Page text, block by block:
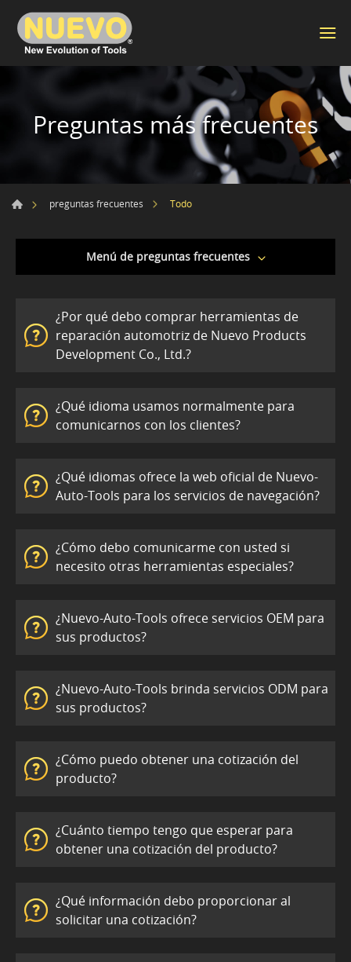
Preguntas más frecuentes
preguntas frecuentes Todo
Menú de preguntas frecuentes
¿Por qué debo comprar herramientas de
reparación automotriz de Nuevo Products
Development Co., Ltd.?
¿Qué idioma usamos normalmente para
comunicarnos con los clientes?
¿Qué idiomas ofrece la web oficial de Nuevo-
Auto-Tools para los servicios de navegación?
¿Cómo debo comunicarme con usted si
necesito otras herramientas especiales?
¿Nuevo-Auto-Tools ofrece servicios OEM para
sus productos?
¿Nuevo-Auto-Tools brinda servicios ODM para
sus productos?
¿Cómo puedo obtener una cotización del
producto?
¿Cuánto tiempo tengo que esperar para
obtener una cotización del producto?
¿Qué información debo proporcionar al
solicitar una cotización?